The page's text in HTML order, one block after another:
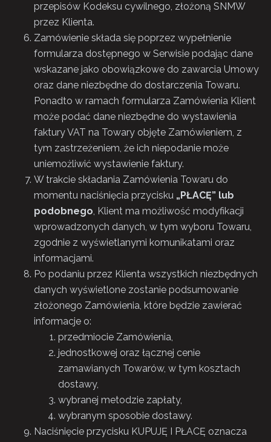
przepisów Kodeksu cywilnego, złożoną SNMW
przez Klienta.
Zamówienie składa się poprzez wypełnienie
formularza dostępnego w Serwisie podając dane
wskazane jako obowiązkowe do zawarcia Umowy
oraz dane niezbędne do dostarczenia Towaru.
Ponadto w ramach formularza Zamówienia Klient
może podać dane niezbędne do wystawienia
faktury VAT na Towary objęte Zamówieniem, z
tym zastrzeżeniem, że ich niepodanie może
uniemożliwić wystawienie faktury.
W trakcie składania Zamówienia Towaru do
momentu naciśnięcia przycisku „PŁACĘ” lub
podobnego, Klient ma możliwość modyfikacji
wprowadzonych danych, w tym wyboru Towaru,
zgodnie z wyświetlanymi komunikatami oraz
informacjami.
Po podaniu przez Klienta wszystkich niezbędnych
danych wyświetlone zostanie podsumowanie
złożonego Zamówienia, które będzie zawierać
informacje o:
przedmiocie Zamówienia,
jednostkowej oraz łącznej cenie
zamawianych Towarów, w tym kosztach
dostawy,
wybranej metodzie zapłaty,
wybranym sposobie dostawy.
Naciśnięcie przycisku KUPUJĘ I PŁACĘ oznacza